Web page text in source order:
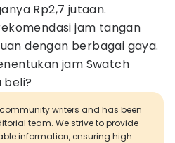
Rp2,7 jutaan.
jam tangan
dengan berbagai gaya.
jam Swatch
beli?
writers and has been
team. We strive to provide
information, ensuring high